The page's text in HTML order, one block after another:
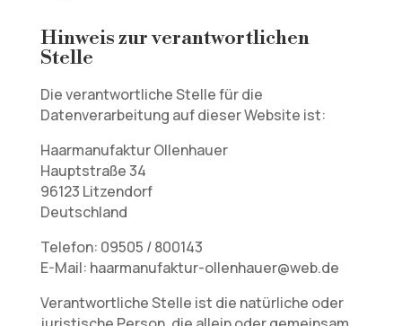
Hinweis zur verantwortlichen
Stelle
Die verantwortliche Stelle für die
Datenverarbeitung auf dieser Website ist:
Haarmanufaktur Ollenhauer
Hauptstraße 34
96123 Litzendorf
Deutschland
Telefon: 09505 / 800143
E-Mail: haarmanufaktur-ollenhauer@web.de
Verantwortliche Stelle ist die natürliche oder